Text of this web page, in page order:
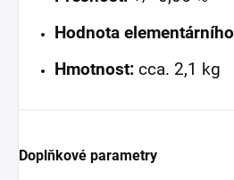
Hodnota
Hmotnost: cca. 2,1 kg
Doplňkové parametry